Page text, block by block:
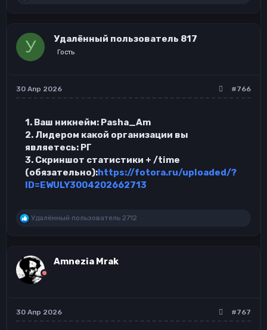
ц
и
и
:
У Удалённый пользователь 817
Гость
30 Апр 2026 #766
1. Ваш никнейм: Pasha_Am
2. Лидером какой организации вы
являетесь: РГ
3. Скриншот статистики + /time
(обязательно):https://fotora.ru/uploaded/?
ID=EWULY3004202662713
Р
ц
и
и
:
Удалённый пользователь 2712
Amnezia Mrak
30 Апр 2026 #767